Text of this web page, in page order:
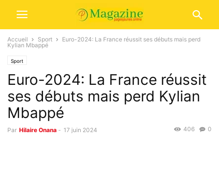
Accueil Sport
Euro-2024: La France réussit ses débuts mais perd
Kylian Mbappé
Sport
Euro-2024: La France réussit
ses débuts mais perd Kylian
Mbappé
Par Hilaire Onana - 17 juin 2024 0
406